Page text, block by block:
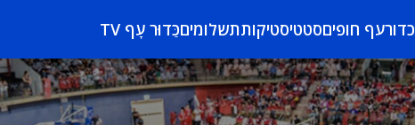
כדורעף חופיםסטטיסטיקותתשלומיםכַּדוּר עָף TV